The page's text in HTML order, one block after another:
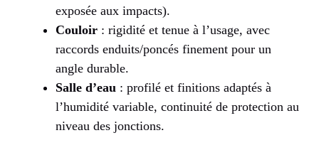
exposée aux impacts).
Couloir : rigidité et tenue à l’usage, avec
raccords enduits/poncés finement pour un
angle durable.
Salle d’eau : profilé et finitions adaptés à
l’humidité variable, continuité de protection au
niveau des jonctions.